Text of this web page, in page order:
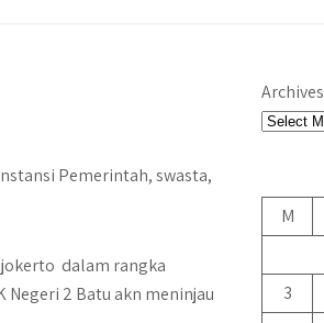
Pemerintah, swasta,
dalam rangka
Negeri 2 Batu akn meninjau
Archives
M
3